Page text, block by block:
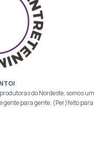
do Nordeste, somos um
gente para gente. (Per)feito para